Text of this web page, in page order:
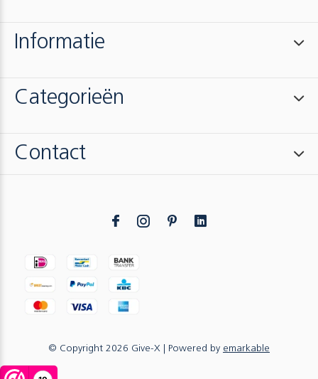
Informatie
Categorieën
Contact
© Copyright 2026 Give-X | Powered by emarkable